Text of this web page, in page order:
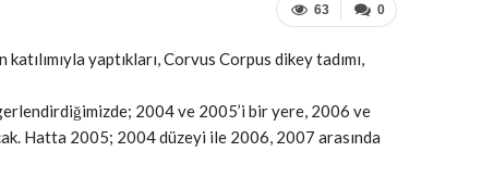
0
63
katılımıyla yaptıkları, Corvus Corpus dikey tadımı,
2004 ve 2005’i bir yere, 2006 ve
Hatta 2005; 2004 düzeyi ile 2006, 2007 arasında